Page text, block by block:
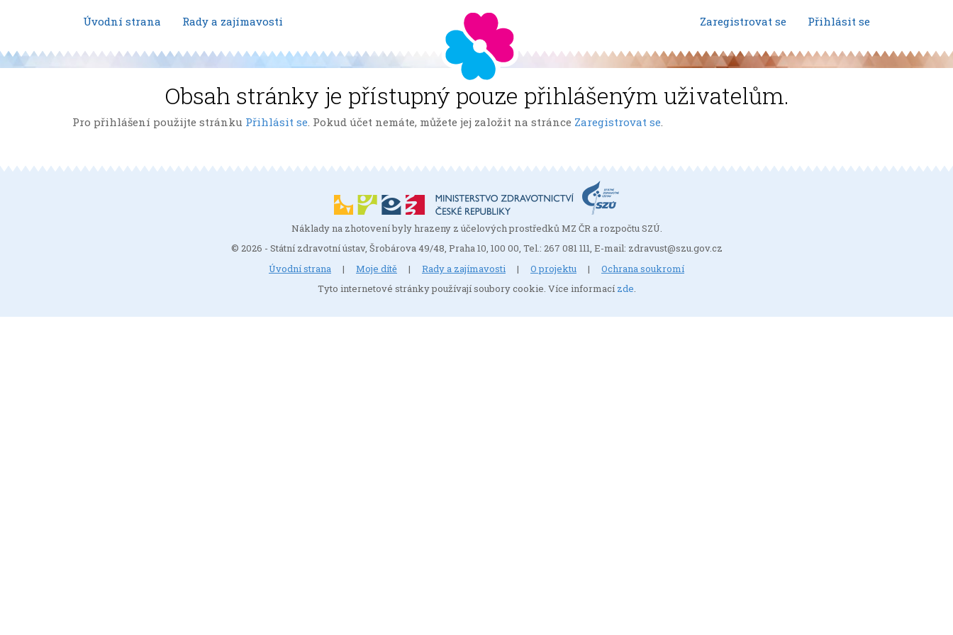
Úvodní strana Rady a zajímavosti Zaregistrovat se Přihlásit se
dítě
Obsah stránky je přístupný pouze přihlášeným uživatelům.
Pro přihlášení použijte stránku Přihlásit se. Pokud účet nemáte, můžete jej založit na stránce Zaregistrovat se.
Náklady na zhotovení byly hrazeny z účelových prostředků MZ ČR a rozpočtu SZÚ.
© 2026 - Státní zdravotní ústav, Šrobárova 49/48, Praha 10, 100 00, Tel.: 267 081 111, E-mail: zdravust@szu.gov.cz
Úvodní strana
| Moje dítě | Rady a zajímavosti | O projektu |
Ochrana soukromí
Tyto internetové stránky používají soubory cookie. Více informací zde.